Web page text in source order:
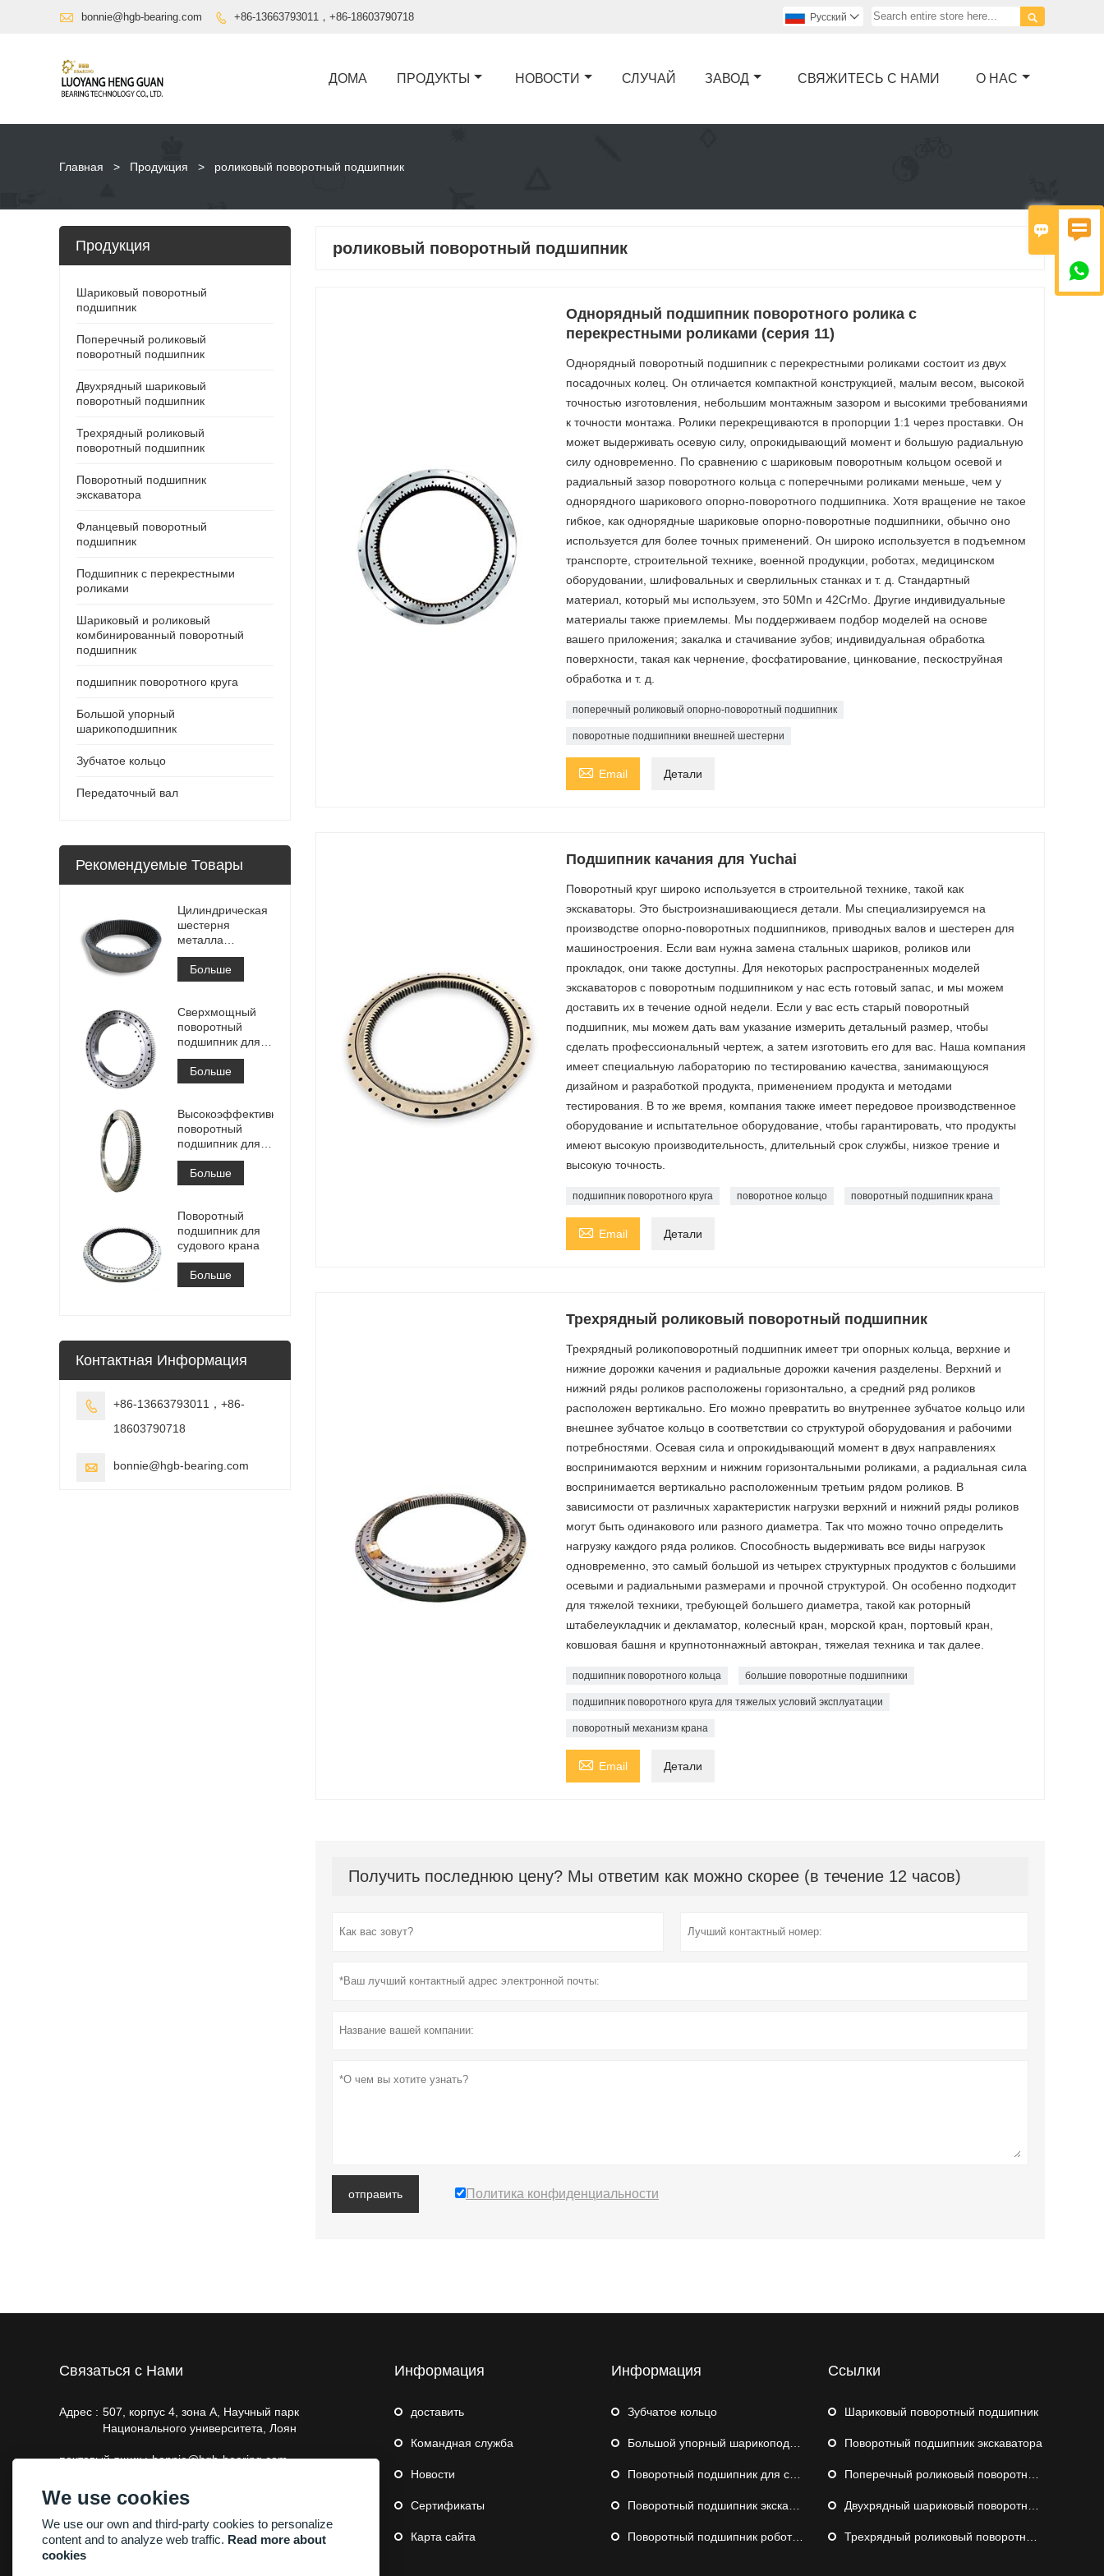
 

 bonnie@hgb-bearing.com  +86-13663793011，+86-18603790718 
Pусский 
ДОМА ПРОДУКТЫ НОВОСТИ СЛУЧАЙ ЗАВОД СВЯЖИТЕСЬ С НАМИ О НАС
Главная > Продукция > роликовый поворотный подшипник
роликовый поворотный подшипник
Однорядный подшипник поворотного ролика с
перекрестными роликами (серия 11)
Однорядный поворотный подшипник с перекрестными роликами состоит из двух
посадочных колец. Он отличается компактной конструкцией, малым весом, высокой
точностью изготовления, небольшим монтажным зазором и высокими требованиями
к точности монтажа. Ролики перекрещиваются в пропорции 1:1 через проставки. Он
может выдерживать осевую силу, опрокидывающий момент и большую радиальную
силу одновременно. По сравнению с шариковым поворотным кольцом осевой и
радиальный зазор поворотного кольца с поперечными роликами меньше, чем у
однорядного шарикового опорно-поворотного подшипника. Хотя вращение не такое
гибкое, как однорядные шариковые опорно-поворотные подшипники, обычно оно
используется для более точных применений. Он широко используется в подъемном
транспорте, строительной технике, военной продукции, роботах, медицинском
оборудовании, шлифовальных и сверлильных станках и т. д. Стандартный
материал, который мы используем, это 50Mn и 42CrMo. Другие индивидуальные
материалы также приемлемы. Мы поддерживаем подбор моделей на основе
вашего приложения; закалка и стачивание зубов; индивидуальная обработка
поверхности, такая как чернение, фосфатирование, цинкование, пескоструйная
обработка и т. д.
поперечный роликовый опорно-поворотный подшипник
поворотные подшипники внешней шестерни
 Email Детали
Подшипник качания для Yuchai
Поворотный круг широко используется в строительной технике, такой как
экскаваторы. Это быстроизнашивающиеся детали. Мы специализируемся на
производстве опорно-поворотных подшипников, приводных валов и шестерен для
машиностроения. Если вам нужна замена стальных шариков, роликов или
прокладок, они также доступны. Для некоторых распространенных моделей
экскаваторов с поворотным подшипником у нас есть готовый запас, и мы можем
доставить их в течение одной недели. Если у вас есть старый поворотный
подшипник, мы можем дать вам указание измерить детальный размер, чтобы
сделать профессиональный чертеж, а затем изготовить его для вас. Наша компания
имеет специальную лабораторию по тестированию качества, занимающуюся
дизайном и разработкой продукта, применением продукта и методами
тестирования. В то же время, компания также имеет передовое производственное
оборудование и испытательное оборудование, чтобы гарантировать, что продукты
имеют высокую производительность, длительный срок службы, низкое трение и
высокую точность.
подшипник поворотного круга поворотное кольцо поворотный подшипник крана
 Email Детали
Трехрядный роликовый поворотный подшипник
Трехрядный роликоповоротный подшипник имеет три опорных кольца, верхние и
нижние дорожки качения и радиальные дорожки качения разделены. Верхний и
нижний ряды роликов расположены горизонтально, а средний ряд роликов
расположен вертикально. Его можно превратить во внутреннее зубчатое кольцо или
внешнее зубчатое кольцо в соответствии со структурой оборудования и рабочими
потребностями. Осевая сила и опрокидывающий момент в двух направлениях
воспринимаются верхним и нижним горизонтальными роликами, а радиальная сила
воспринимается вертикально расположенным третьим рядом роликов. В
зависимости от различных характеристик нагрузки верхний и нижний ряды роликов
могут быть одинакового или разного диаметра. Так что можно точно определить
нагрузку каждого ряда роликов. Способность выдерживать все виды нагрузок
одновременно, это самый большой из четырех структурных продуктов с большими
осевыми и радиальными размерами и прочной структурой. Он особенно подходит
для тяжелой техники, требующей большего диаметра, такой как роторный
штабелеукладчик и декламатор, колесный кран, морской кран, портовый кран,
ковшовая башня и крупнотоннажный автокран, тяжелая техника и так далее.
подшипник поворотного кольца большие поворотные подшипники
подшипник поворотного круга для тяжелых условий эксплуатации
поворотный механизм крана
 Email Детали
Получить последнюю цену? Мы ответим как можно скорее (в течение 12 часов)
отправить Политика конфиденциальности
Продукция
Шариковый поворотный
подшипник
Поперечный роликовый
поворотный подшипник
Двухрядный шариковый
поворотный подшипник
Трехрядный роликовый
поворотный подшипник
Поворотный подшипник
экскаватора
Фланцевый поворотный
подшипник
Подшипник с перекрестными
роликами
Шариковый и роликовый
комбинированный поворотный
подшипник
подшипник поворотного круга
Большой упорный
шарикоподшипник
Зубчатое кольцо
Передаточный вал
Рекомендуемые Товары
Цилиндрическая
шестерня
металла
зубчатого венца
высокой точности
большая
зубчатого венца с
обработкой
Азотирование
Больше
Сверхмощный
поворотный
подшипник для
портового
кранового
оборудования
Больше
Высокоэффективный
поворотный
подшипник для
штабелеукладчика
Больше
Поворотный
подшипник для
судового крана
Больше
Контактная Информация

+86-13663793011，+86-
18603790718
 bonnie@hgb-bearing.com
Связаться с Нами
Адрес : 507, корпус 4, зона А, Научный парк
Национального университета, Лоян
почтовый ящик : bonnie@hgb-bearing.com
Телефон : +86-13663793011，+86-18603790718
Информация
доставить
Командная служба
Hовости
Сертификаты
Карта сайта
Информация
Зубчатое кольцо
Большой упорный шарикоподшипник
Поворотный подшипник для судового крана
Поворотный подшипник экскаватора
Поворотный подшипник робота-палетизатора
Ссылки
Шариковый поворотный подшипник
Поворотный подшипник экскаватора
Поперечный роликовый поворотный подшипник
Двухрядный шариковый поворотный подшипник
Трехрядный роликовый поворотный подшипник
We use cookies
We use our own and third-party cookies to personalize
content and to analyze web traffic. Read more about
cookies